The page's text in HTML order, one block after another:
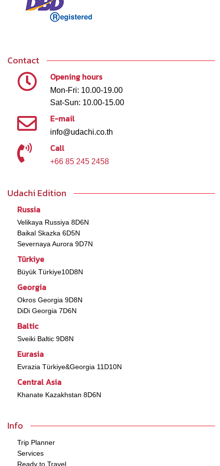
Contact
Opening hours
Mon-Fri: 10.00-19.00
Sat-Sun: 10.00-15.00
E-mail
info@udachi.co.th
Call
+66 85 245 2458
Udachi Edition
Russia
Velikaya Russiya 8D6N
Baikal Skazka 6D5N
Severnaya Aurora 9D7N
Türkiye
Büyük Türkiye10D8N
Georgia
Okros Georgia 9D8N
DiDi Georgia 7D6N
Baltic
Sveiki Baltic 9D8N
Eurasia
Evrazia Türkiye&Georgia 11D10N
Central Asia
Khanate Kazakhstan 8D6N
Info
Trip Planner
Services
Ready to Travel